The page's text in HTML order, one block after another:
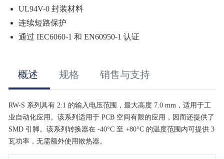
UL94V-0 封装材料
连续短路保护
通过 IEC6060-1 和 EN60950-1 认证
概述 规格 销售与支持
RW-S 系列具有 2:1 的输入电压范围，最大高度 7.0 mm，适用于工
业自动化应用。该系列适用于 PCB 空间有限的应用，因而还提供了
SMD 引脚。该系列转换器在 -40°C 至 +80°C 的温度范围内可提供 3
瓦功率，无需额外使用散热器。